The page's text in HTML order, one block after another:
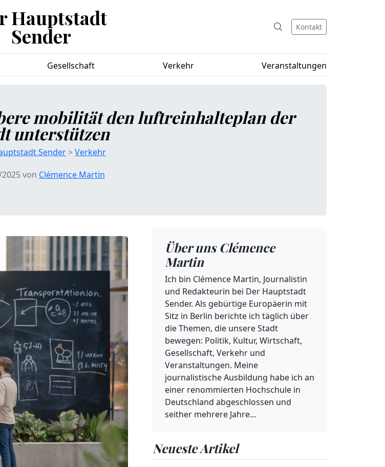
Hauptstadt
Sender Kontakt
Gesellschaft Verkehr Veranstaltungen
mobilität den luftreinhalteplan der
unterstützen
Sender>Verkehr
von Clémence Martin
Über uns Clémence
Martin
Ich bin Clémence Martin, Journalistin
und Redakteurin bei Der Hauptstadt
Sender. Als gebürtige Europäerin mit
Sitz in Berlin berichte ich täglich über
die Themen, die unsere Stadt
bewegen: Politik, Kultur, Wirtschaft,
Gesellschaft, Verkehr und
Veranstaltungen. Meine
journalistische Ausbildung habe ich an
einer renommierten Hochschule in
Deutschland abgeschlossen und
seither mehrere Jahre...
Neueste Artikel